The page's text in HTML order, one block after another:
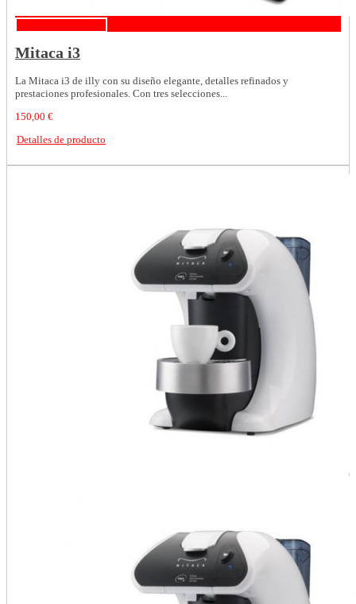
Mitaca i3
La Mitaca i3 de illy con su diseño elegante, detalles refinados y
prestaciones profesionales. Con tres selecciones...
150,00 €
Detalles de producto